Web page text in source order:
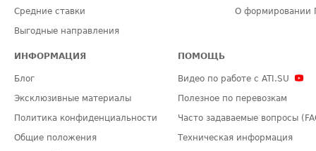
Средние ставки
Выгодные направления
О формировании
ИНФОРМАЦИЯ
Блог
Эксклюзивные материалы
Политика конфиденциальности
Общие положения
ПОМОЩЬ
Видео по работе с ATI.SU
Полезное по перевозкам
Часто задаваемые вопросы
Техническая информация